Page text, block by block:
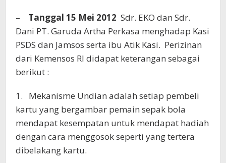
– Tanggal 15 Mei 2012 Sdr. EKO dan Sdr.
Dani PT. Garuda Artha Perkasa menghadap Kasi
PSDS dan Jamsos serta ibu Atik Kasi. Perizinan
dari Kemensos RI didapat keterangan sebagai
berikut :
1. Mekanisme Undian adalah setiap pembeli
kartu yang bergambar pemain sepak bola
mendapat kesempatan untuk mendapat hadiah
dengan cara menggosok seperti yang tertera
dibelakang kartu.